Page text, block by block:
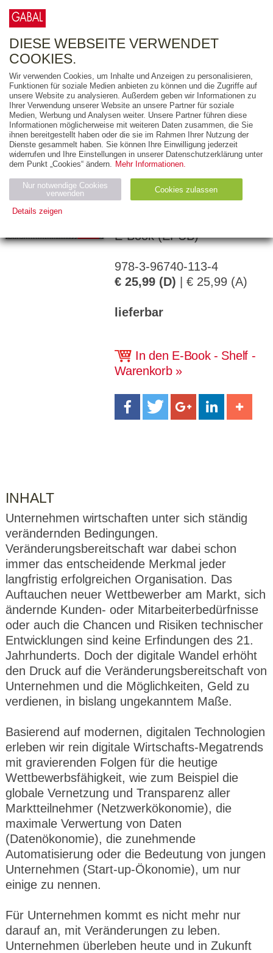
MARCUS DISSELKAMP
Digital Leaders
9 PRINZIPIEN, WIE SIE
MIT DER
DIGITALISIERUNG
GELD VERDIENEN
E-Book (EPUB)
978-3-96740-113-4
€ 25,99 (D) | € 25,99 (A)
lieferbar
In den E-Book - Shelf -
Warenkorb
INHALT
Unternehmen wirtschaften unter sich ständig
verändernden Bedingungen.
Veränderungsbereitschaft war dabei schon
immer das entscheidende Merkmal jeder
langfristig erfolgreichen Organisation. Das
Auftauchen neuer Wettbewerber am Markt, sich
ändernde Kunden- oder Mitarbeiterbedürfnisse
oder auch die Chancen und Risiken technischer
Entwicklungen sind keine Erfindungen des 21.
Jahrhunderts. Doch der digitale Wandel erhöht
den Druck auf die Veränderungsbereitschaft von
Unternehmen und die Möglichkeiten, Geld zu
verdienen, in bislang ungekanntem Maße.
Basierend auf modernen, digitalen Technologien
erleben wir rein digitale Wirtschafts-Megatrends
mit gravierenden Folgen für die heutige
Wettbewerbsfähigkeit, wie zum Beispiel die
globale Vernetzung und Transparenz aller
Marktteilnehmer (Netzwerkökonomie), die
maximale Verwertung von Daten
(Datenökonomie), die zunehmende
Automatisierung oder die Bedeutung von jungen
Unternehmen (Start-up-Ökonomie), um nur
einige zu nennen.
Für Unternehmen kommt es nicht mehr nur
darauf an, mit Veränderungen zu leben.
Unternehmen überleben heute und in Zukunft
DIESE WEBSEITE VERWENDET
COOKIES.
Wir verwenden Cookies, um Inhalte und Anzeigen zu personalisieren,
Funktionen für soziale Medien anbieten zu können und die Zugriffe auf
unsere Website zu analysieren. Außerdem geben wir Informationen zu
Ihrer Verwendung unserer Website an unsere Partner für soziale
Medien, Werbung und Analysen weiter. Unsere Partner führen diese
Informationen möglicherweise mit weiteren Daten zusammen, die Sie
ihnen bereitgestellt haben oder die sie im Rahmen Ihrer Nutzung der
Dienste gesammelt haben. Sie können Ihre Einwilligung jederzeit
widerrufen und Ihre Einstellungen in unserer Datenschutzerklärung unter
dem Punkt „Cookies“ ändern. Mehr Informationen.
Nur notwendige Cookies
verwenden
Cookies zulassen
Details zeigen
Wird für die Speicherung der Benutzer-
Session verwendet
Se
ssi
Speichert den Zustimmungsstatus des